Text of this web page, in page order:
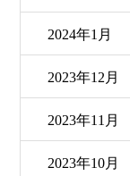
2024年1月
2023年12月
2023年11月
2023年10月